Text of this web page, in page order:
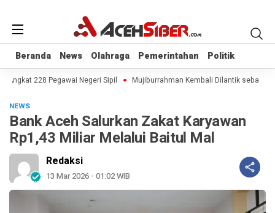
Beranda News Olahraga Pemerintahan Politik
Beranda News Olahraga Pemerintahan Politik
228 Pegawai Negeri Sipil Mujiburrahman Kembali Dilantik sebagai
NEWS
Bank Aceh Salurkan Zakat Karyawan
Rp1,43 Miliar Melalui Baitul Mal
Redaksi
13 Mar 2026 - 01:02 WIB